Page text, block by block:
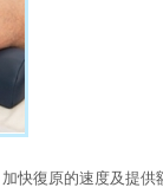
快復原的速度及提